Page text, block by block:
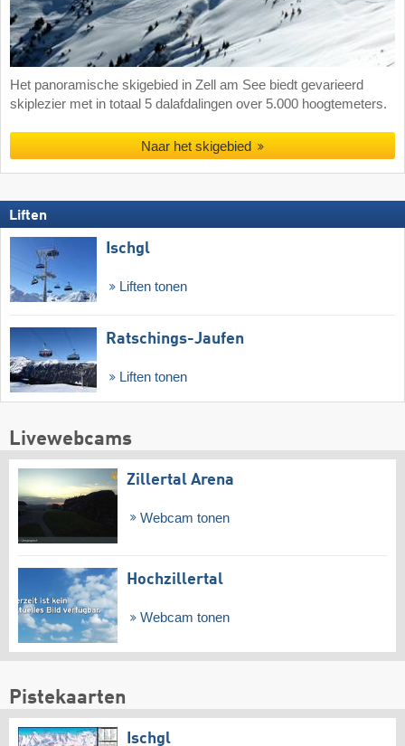
Het panoramische skigebied in Zell am See biedt gevarieerd
skiplezier met in totaal 5 dalafdalingen over 5.000 hoogtemeters.
Naar het skigebied
Liften
Ischgl
Liften tonen
Ratschings-Jaufen
Liften tonen
Livewebcams
Zillertal Arena
Webcam tonen
Hochzillertal
Webcam tonen
Pistekaarten
Ischgl